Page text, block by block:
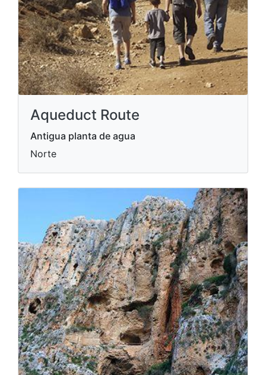
Aqueduct Route
Antigua planta de agua
Norte